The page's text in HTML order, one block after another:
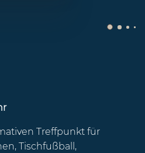
Treffpunkt für
Tischfußball,